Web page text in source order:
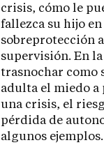
crisis, cómo le
fallezca su hijo en
sobreprotección
supervisión. En
trasnochar como
adulta el miedo a
una crisis, el
pérdida de
algunos ejemplos.